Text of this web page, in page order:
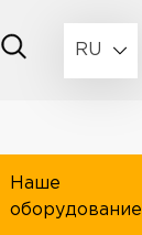
RU
Наше
оборудование